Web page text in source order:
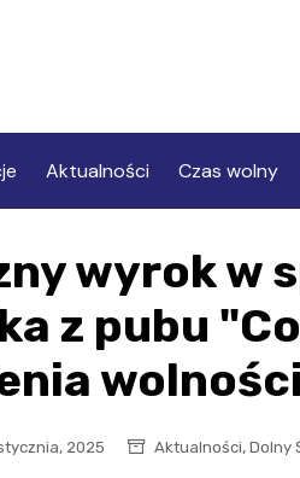
Aktualności Czas wolny
wyrok w
z pubu
wolności
2025 Aktualności, Dolny